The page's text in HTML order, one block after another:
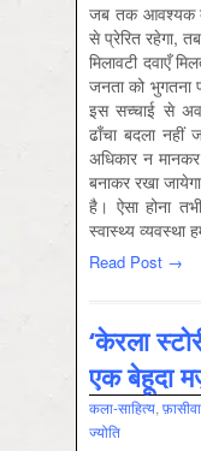
जब तक आवश्यक
से प्रेरित रहेगा,
मिलावटी दवाएँ
जनता को भुगतना
इस सच्चाई से
ढाँचा बदला
अधिकार न मानकर
बनाकर रखा
है। ऐसा होना
स्वास्थ्य व्यवस्था
Read Post →
‘केरला
एक बेहूदा
कला-साहित्‍य,
ज्योति